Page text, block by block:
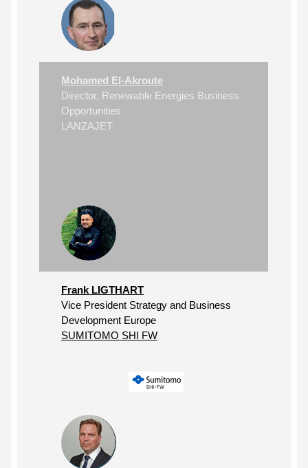
Mohamed El-Akroute
Director, Renewable Energies Business
Opportunities
LANZAJET
Frank LIGTHART
Vice President Strategy and Business
Development Europe
SUMITOMO SHI FW